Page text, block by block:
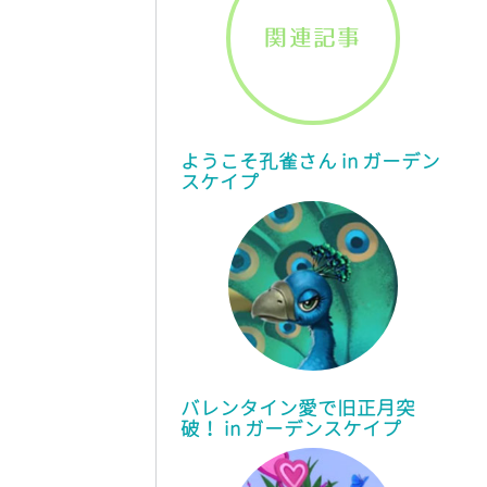
関連記事
ようこそ孔雀さん in ガーデン
スケイプ
バレンタイン愛で旧正月突
破！ in ガーデンスケイプ